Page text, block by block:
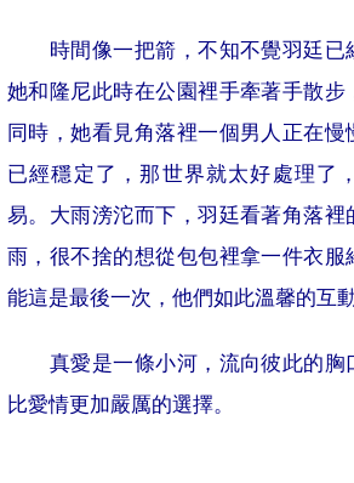
時間像一把箭，不知不覺羽廷已
她和隆尼此時在公園裡手牽著手散步
同時，她看見角落裡一個男人正在慢
已經穩定了，那世界就太好處理了
易。大雨滂沱而下，羽廷看著角落裡
雨，很不捨的想從包包裡拿一件衣服
能這是最後一次，他們如此溫馨的互動
真愛是一條小河，流向彼此的胸
比愛情更加嚴厲的選擇。